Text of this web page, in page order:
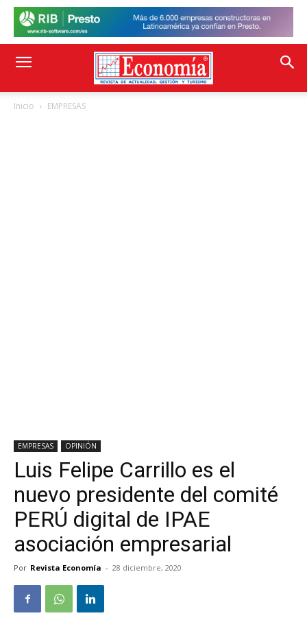
Inicio EMPRESAS
EMPRESAS OPINIÓN
Luis Felipe Carrillo es el
nuevo presidente del comité
PERÚ digital de IPAE
asociación empresarial
Por Revista Economía - 28 diciembre, 2020